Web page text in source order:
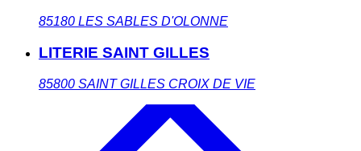
85180 LES SABLES D'OLONNE
LITERIE SAINT GILLES
85800 SAINT GILLES CROIX DE VIE